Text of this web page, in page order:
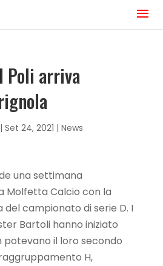
Poli arriva
| Set 24, 2021 | News
una settimana
Molfetta Calcio con la
campionato di serie D. I
Bartoli hanno iniziato
potevano il loro secondo
H,